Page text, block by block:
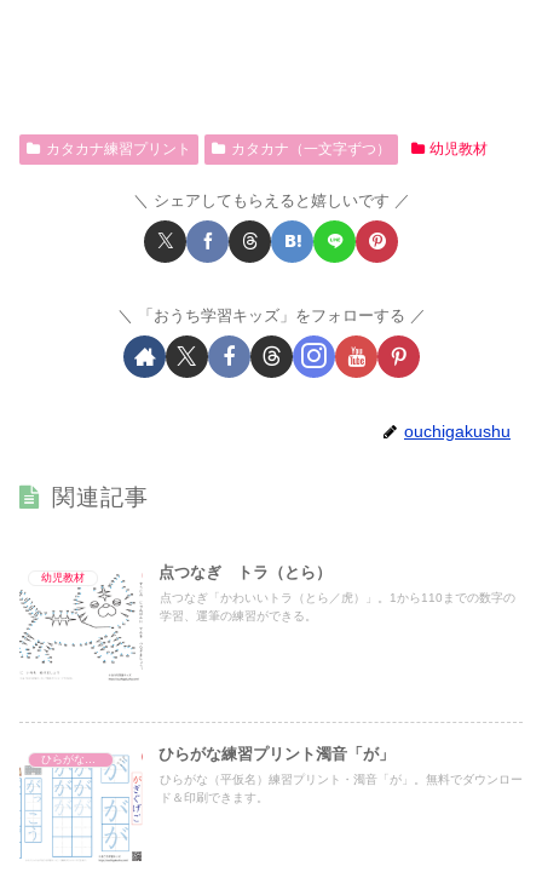
カタカナ練習プリント カタカナ（一文字ずつ） 幼児教材
シェアしてもらえると嬉しいです
「おうち学習キッズ」をフォローする
ouchigakushu
関連記事
幼児教材 点つなぎ トラ（とら）
点つなぎ「かわいいトラ（とら／虎）」。1から110までの数字の
学習、運筆の練習ができる。
ひらがな濁音・半濁音・拗音・促音（一文字ずつ） ひらがな練習プリント濁音「が」
ひらがな（平仮名）練習プリント・濁音「が」。無料でダウンロー
ド＆印刷できます。